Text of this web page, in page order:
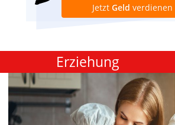
Jetzt Geld verdienen
Erziehung